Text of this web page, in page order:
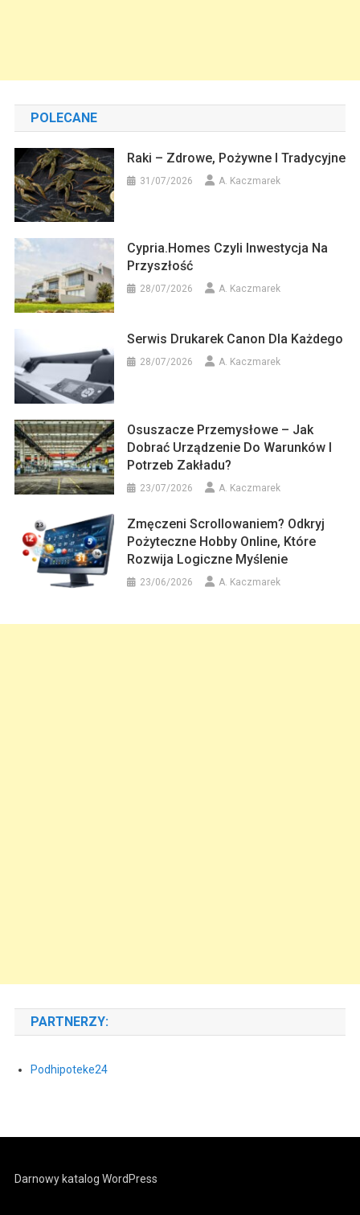
POLECANE
Raki – Zdrowe, Pożywne I Tradycyjne
31/07/2026 A. Kaczmarek
Cypria.homes Czyli Inwestycja Na
Przyszłość
28/07/2026 A. Kaczmarek
Serwis Drukarek Canon Dla Każdego
28/07/2026 A. Kaczmarek
Osuszacze Przemysłowe – Jak
Dobrać Urządzenie Do Warunków I
Potrzeb Zakładu?
23/07/2026 A. Kaczmarek
Zmęczeni Scrollowaniem? Odkryj
Pożyteczne Hobby Online, Które
Rozwija Logiczne Myślenie
23/06/2026 A. Kaczmarek
PARTNERZY:
Podhipoteke24
Darnowy katalog WordPress